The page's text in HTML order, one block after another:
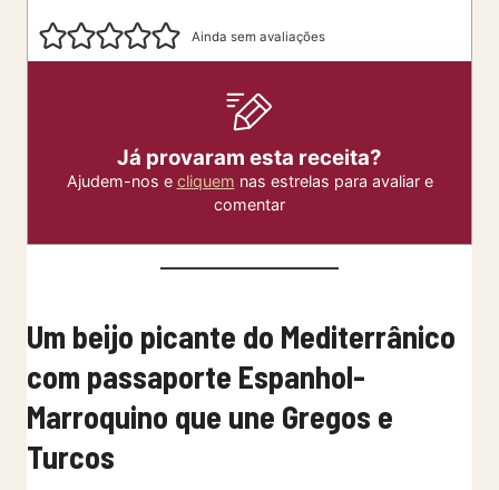
Ainda sem avaliações
Já provaram esta receita?
Ajudem-nos e cliquem nas estrelas para avaliar e
comentar
Um beijo picante do Mediterrânico
com passaporte Espanhol-
Marroquino que une Gregos e
Turcos